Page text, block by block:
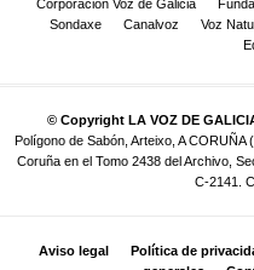
Corporación Voz de Galicia
Sondaxe
Canalvoz Voz
© Copyright LA VOZ DE
Polígono de Sabón, Arteixo, A
Coruña en el Tomo 2438 del Archivo,
C-2141.
Aviso legal Política de